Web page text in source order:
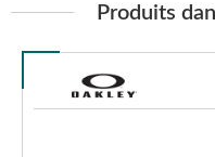
Produits